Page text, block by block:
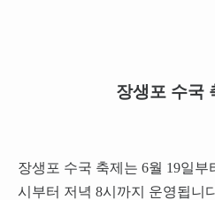
장생포 수국
장생포 수국 축제는 6월 19일부
시부터 저녁 8시까지 운영됩니